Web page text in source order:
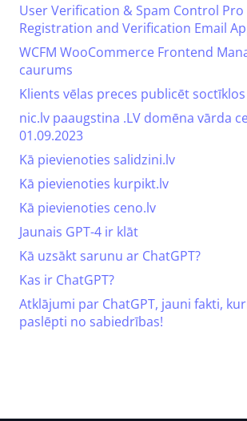
User Verification & Spam Control Pro
Registration and Verification Email
WCFM WooCommerce Frontend
caurums
Klients vēlas preces publicēt
nic.lv paaugstina .LV domēna vārda
01.09.2023
Kā pievienoties salidzini.lv
Kā pievienoties kurpikt.lv
Kā pievienoties ceno.lv
Jaunais GPT-4 ir klāt
Kā uzsākt sarunu ar ChatGPT?
Kas ir ChatGPT?
Atklājumi par ChatGPT, jauni fakti,
paslēpti no sabiedrības!